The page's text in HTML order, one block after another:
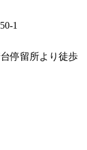
1
停留所より徒歩